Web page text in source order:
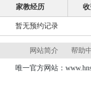
家教经历
暂无预约记录
网站简介 帮助
唯一官方网站：